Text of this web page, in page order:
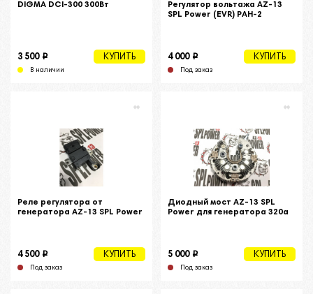
DIGMA DCI-300 300Вт
3 500 i КУПИТЬ
В наличии
Регулятор вольтажа AZ-13
SPL Power (EVR) РАН-2
4 000 i КУПИТЬ
Под заказ
Реле регулятора от
генератора AZ-13 SPL Power
4 500 i КУПИТЬ
Под заказ
Диодный мост AZ-13 SPL
Power для генератора 320а
5 000 i КУПИТЬ
Под заказ